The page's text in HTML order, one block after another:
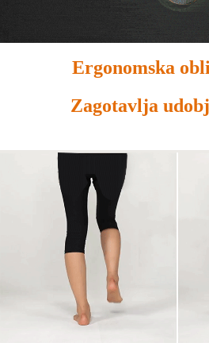
Ergonomska
Zagotavlja